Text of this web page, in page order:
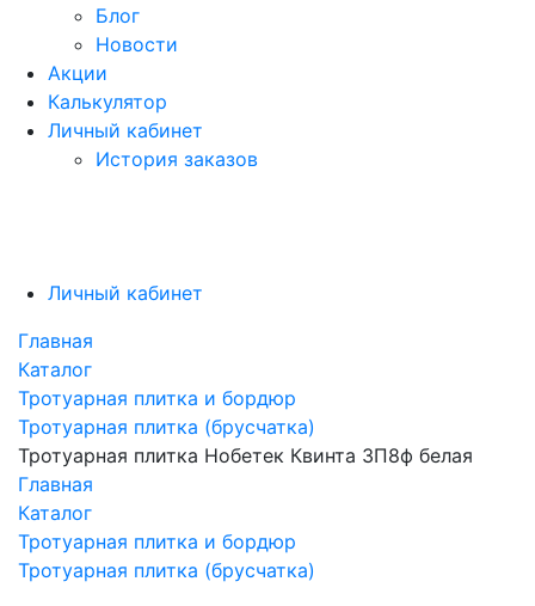
Блог
Новости
Акции
Калькулятор
Личный кабинет
История заказов
Личный кабинет
Главная
Каталог
Тротуарная плитка и бордюр
Тротуарная плитка (брусчатка)
Тротуарная плитка Нобетек Квинта 3П8ф белая
Главная
Каталог
Тротуарная плитка и бордюр
Тротуарная плитка (брусчатка)